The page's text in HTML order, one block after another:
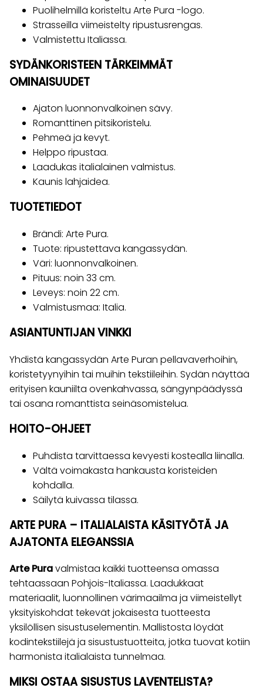
Puolihelmillä koristeltu Arte Pura -logo.
Strasseilla viimeistelty ripustusrengas.
Valmistettu Italiassa.
SYDÄNKORISTEEN TÄRKEIMMÄT
OMINAISUUDET
Ajaton luonnonvalkoinen sävy.
Romanttinen pitsikoristelu.
Pehmeä ja kevyt.
Helppo ripustaa.
Laadukas italialainen valmistus.
Kaunis lahjaidea.
TUOTETIEDOT
Brändi: Arte Pura.
Tuote: ripustettava kangassydän.
Väri: luonnonvalkoinen.
Pituus: noin 33 cm.
Leveys: noin 22 cm.
Valmistusmaa: Italia.
ASIANTUNTIJAN VINKKI
Yhdistä kangassydän Arte Puran pellavaverhoihin,
koristetyynyihin tai muihin tekstiileihin. Sydän näyttää
erityisen kauniilta ovenkahvassa, sängynpäädyssä
tai osana romanttista seinäsomistelua.
HOITO-OHJEET
Puhdista tarvittaessa kevyesti kostealla liinalla.
Vältä voimakasta hankausta koristeiden
kohdalla.
Säilytä kuivassa tilassa.
ARTE PURA – ITALIALAISTA KÄSITYÖTÄ JA
AJATONTA ELEGANSSIA
Arte Puravalmistaa kaikki tuotteensa omassa
tehtaassaan Pohjois-Italiassa. Laadukkaat
materiaalit, luonnollinen värimaailma ja viimeistellyt
yksityiskohdat tekevät jokaisesta tuotteesta
yksilöllisen sisustuselementin. Mallistosta löydät
kodintekstiilejä ja sisustustuotteita, jotka tuovat kotiin
harmonista italialaista tunnelmaa.
MIKSI OSTAA SISUSTUS LAVENTELISTA?